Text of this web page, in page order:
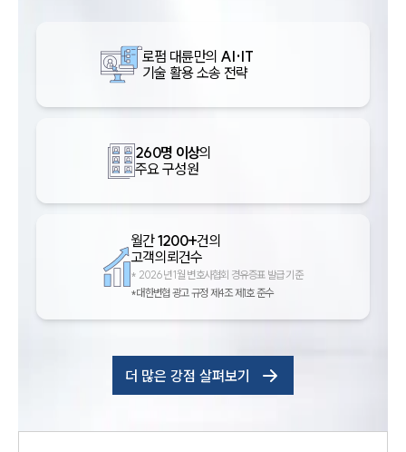
로펌 대륜만의 AI·IT
기술 활용 소송 전략
260명 이상의
주요 구성원
월간1200+건의
고객의뢰건수
* 2026년 1월 변호사협회 경유증표 발급 기준
*대한변협 광고 규정 제4조 제1호 준수
더 많은 강점 살펴보기